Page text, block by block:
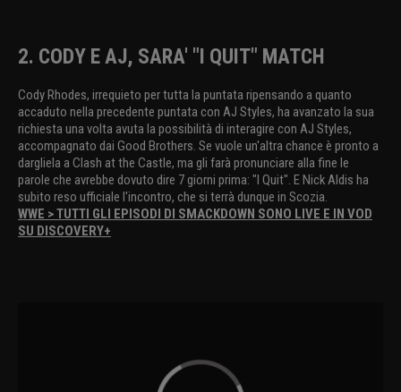
2. CODY E AJ, SARA' "I QUIT" MATCH
Cody Rhodes, irrequieto per tutta la puntata ripensando a quanto
accaduto nella precedente puntata con AJ Styles, ha avanzato la sua
richiesta una volta avuta la possibilità di interagire con AJ Styles,
accompagnato dai Good Brothers. Se vuole un'altra chance è pronto a
dargliela a Clash at the Castle, ma gli farà pronunciare alla fine le
parole che avrebbe dovuto dire 7 giorni prima: "I Quit". E Nick Aldis ha
subito reso ufficiale l'incontro, che si terrà dunque in Scozia.
WWE > TUTTI GLI EPISODI DI SMACKDOWN SONO LIVE E IN VOD
SU DISCOVERY+